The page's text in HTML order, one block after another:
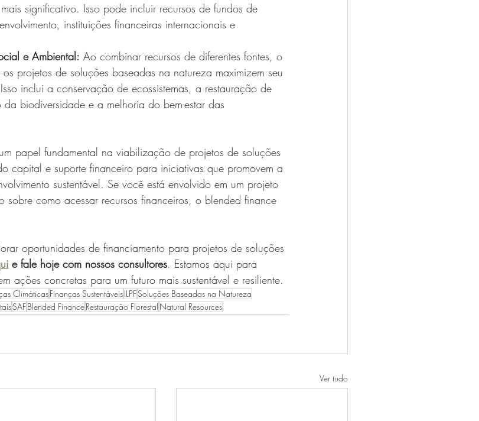
significativo. Isso pode incluir recursos de fundos de
instituições financeiras internacionais e
e Ambiental: Ao combinar recursos de diferentes fontes, o
projetos de soluções baseadas na natureza maximizem seu
inclui a conservação de ecossistemas, a restauração de
biodiversidade e a melhoria do bem-estar das
papel fundamental na viabilização de projetos de soluções
capital e suporte financeiro para iniciativas que promovem a
sustentável. Se você está envolvido em um projeto
sobre como acessar recursos financeiros, o blended finance
oportunidades de financiamento para projetos de soluções
e fale hoje com nossos consultores. Estamos aqui para
ações concretas para um futuro mais sustentável e resiliente.
ClimáticasFinanças SustentáveisILPFSoluções Baseadas na Natureza
SAFBlended FinanceRestauração Florestal Natural Resources
Ver tudo